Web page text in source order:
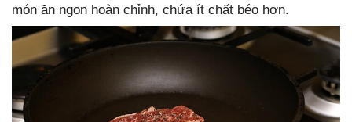
món ăn ngon hoàn chỉnh, chứa ít chất béo hơn.